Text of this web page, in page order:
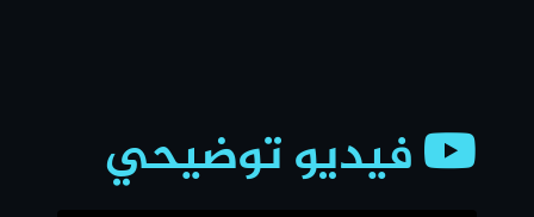
فيديو توضيحي